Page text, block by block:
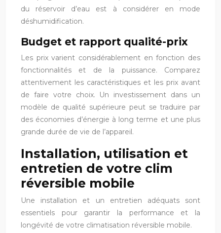
du réservoir d’eau est à considérer en mode
déshumidification.
Budget et rapport qualité-prix
Les prix varient considérablement en fonction des
fonctionnalités et de la puissance. Comparez
attentivement les caractéristiques et les prix avant
de faire votre choix. Un investissement dans un
modèle de qualité supérieure peut se traduire par
des économies d’énergie à long terme et une plus
grande durée de vie de l’appareil.
Installation, utilisation et
entretien de votre clim
réversible mobile
Une installation et un entretien adéquats sont
essentiels pour garantir la performance et la
longévité de votre climatisation réversible mobile.